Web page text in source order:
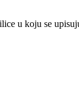
u koju se